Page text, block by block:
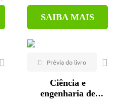
SAIBA MAIS
Ciência e
engenharia de